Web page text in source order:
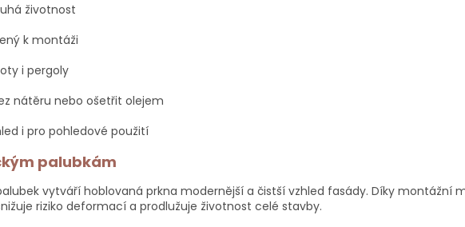
životnost
k montáži
i pergoly
nátěru nebo ošetřit olejem
i pro pohledové použití
palubkám
vytváří hoblovaná prkna modernější a čistší vzhled fasády. Díky montážní
riziko deformací a prodlužuje životnost celé stavby.